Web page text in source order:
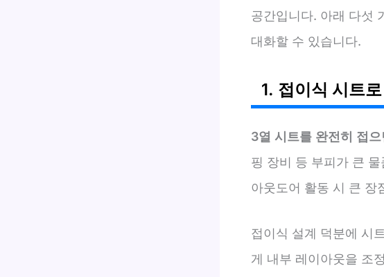
공간입니다. 아래 다섯
대화할 수 있습니다.
1. 접이식 시트
3열 시트를 완전히 접
핑 장비 등 부피가 큰
아웃도어 활동 시 큰 장
접이식 설계 덕분에 시
게 내부 레이아웃을 조